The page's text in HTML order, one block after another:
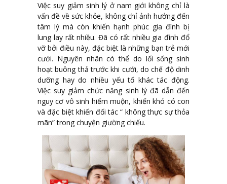
Việc suy giảm sinh lý ở nam giới không chỉ là
vấn đề về sức khỏe, không chỉ ảnh hưởng đến
tâm lý mà còn khiến hạnh phúc gia đình bị
lung lay rất nhiều. Đã có rất nhiều gia đình đổ
vỡ bởi điều này, đặc biệt là những bạn trẻ mới
cưới. Nguyên nhân có thể do lối sống sinh
hoạt buông thả trước khi cưới, do chế độ dinh
dưỡng hay do nhiều yếu tố khác tác động.
Việc suy giảm chức năng sinh lý đã dẫn đến
nguy cơ vô sinh hiếm muộn, khiến khó có con
và đặc biệt khiến đối tác “ không thực sự thỏa
mãn” trong chuyện giường chiếu.